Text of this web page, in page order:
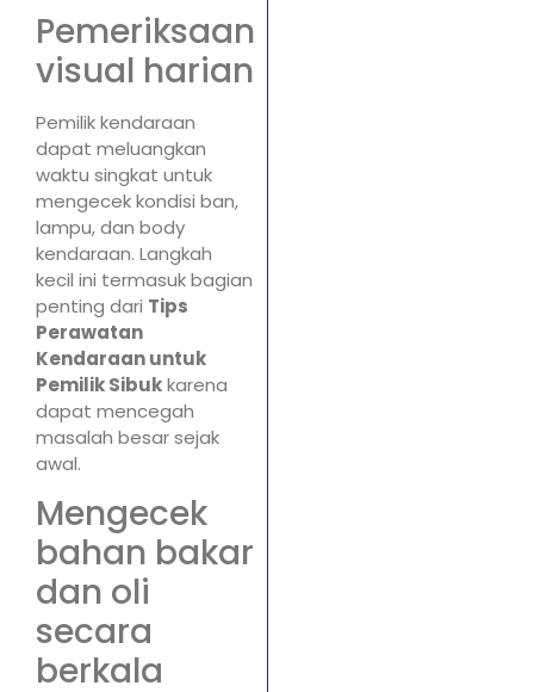
Pemeriksaan
visual harian
Pemilik kendaraan
dapat meluangkan
waktu singkat untuk
mengecek kondisi ban,
lampu, dan body
kendaraan. Langkah
kecil ini termasuk bagian
penting dari Tips
Perawatan
Kendaraan untuk
Pemilik Sibukkarena
dapat mencegah
masalah besar sejak
awal.
Mengecek
bahan bakar
dan oli
secara
berkala